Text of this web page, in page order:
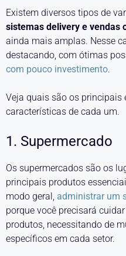
Existem diversos tipos de
sistemas delivery e vendas
ainda mais amplas. Nesse
destacando, com ótimas
com pouco investimento.
Veja quais são os principais
características de cada um.
1. Supermercado
Os supermercados são os
principais produtos
modo geral, administrar um
porque você precisará
produtos, necessitando de
específicos em cada setor.